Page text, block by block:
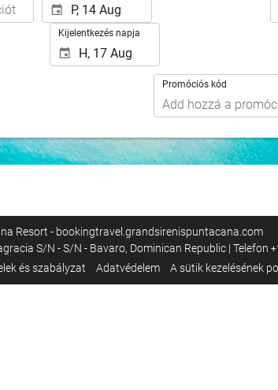
Kijelentkezés napja
Promóciós kód
Resort - bookingtravel.grandsirenispuntacana.com
S/N - S/N - Bavaro, Dominican Republic | Telefon
és szabályzat Adatvédelem A sütik kezelésének